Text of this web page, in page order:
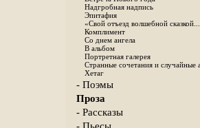
Надгробная надпись
Эпитафия
«Свой отъезд волшебной
Комплимент
Со днем ангела
В альбом
Портретная галерея
Странные сочетания и случайные
Хетаг
- Поэмы
Проза
- Рассказы